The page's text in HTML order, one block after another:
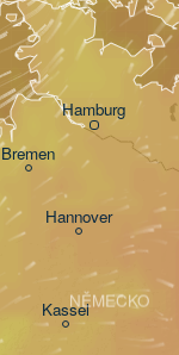
Hamburg
Bremen
Hannover
KasselNĚMECKO